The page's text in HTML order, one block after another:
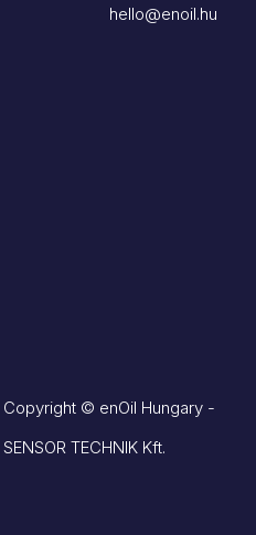
hello@enoil.hu
Copyright © enOil Hungary -
SENSOR TECHNIK Kft.